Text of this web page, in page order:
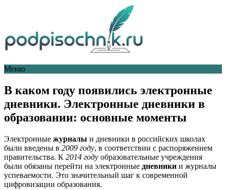
Меню
В каком году появились электронные
дневники. Электронные дневники в
образовании: основные моменты
Электронные журналы и дневники в российских школах
были введены в 2009 году, в соответствии с распоряжением
правительства. К 2014 году образовательные учреждения
были обязаны перейти на электронные дневники и журналы
успеваемости. Это значительный шаг к современной
цифровизации образования.